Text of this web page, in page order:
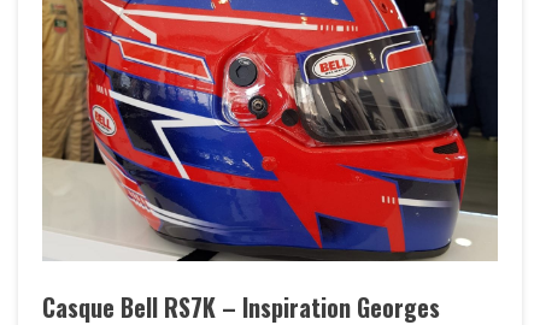
Casque Bell RS7K – Inspiration Georges